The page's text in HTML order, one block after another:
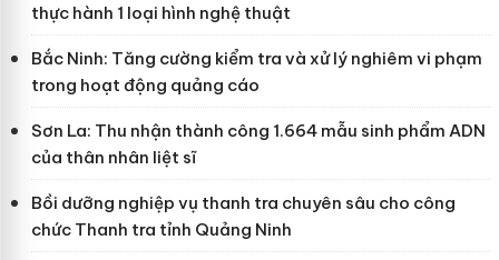
thực hành 1 loại hình nghệ thuật
Bắc Ninh: Tăng cường kiểm tra và xử lý nghiêm vi phạm
trong hoạt động quảng cáo
Sơn La: Thu nhận thành công 1.664 mẫu sinh phẩm ADN
của thân nhân liệt sĩ
Bồi dưỡng nghiệp vụ thanh tra chuyên sâu cho công
chức Thanh tra tỉnh Quảng Ninh